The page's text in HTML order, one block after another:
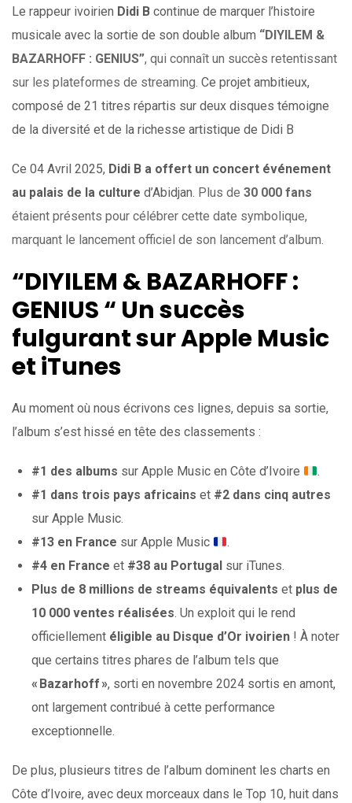
Le rappeur ivoirien Didi B continue de marquer l’histoire
musicale avec la sortie de son double album “DIYILEM &
BAZARHOFF : GENIUS”, qui connaît un succès retentissant
sur les plateformes de streaming.​ Ce projet ambitieux,
composé de 21 titres répartis sur deux disques témoigne
de la diversité et de la richesse artistique de Didi B
Ce 04 Avril 2025, Didi B a offert un concert événement
au palais de la culture d’Abidjan. Plus de 30 000 fans
étaient présents pour célébrer cette date symbolique,
marquant le lancement officiel de son lancement d’album.
“DIYILEM & BAZARHOFF :
GENIUS “ Un succès
fulgurant sur Apple Music
et iTunes
Au moment où nous écrivons ces lignes, depuis sa sortie,
l’album s’est hissé en tête des classements :​
#1 des albums sur Apple Music en Côte d’Ivoire
.​
#1 dans trois pays africains et #2 dans cinq autres
sur Apple Music.​
#13 en France sur Apple Music
.​
#4 en France et #38 au Portugal sur iTunes.​
Plus de 8 millions de streams équivalents et plus de
10 000 ventes réalisées. Un exploit qui le rend
officiellement éligible au Disque d’Or ivoirien ! À noter
que certains titres phares de l’album tels que
« Bazarhoff », sorti en novembre 2024 sortis en amont,
ont largement contribué à cette performance
exceptionnelle.
De plus, plusieurs titres de l’album dominent les charts en
Côte d’Ivoire, avec deux morceaux dans le Top 10, huit dans